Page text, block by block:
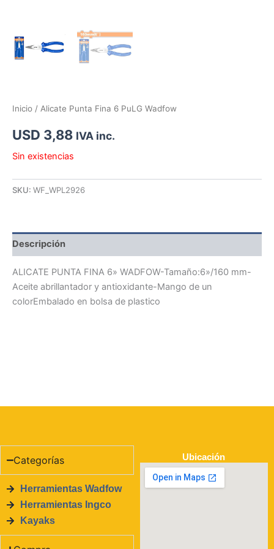
Inicio / Alicate Punta Fina 6 PuLG Wadfow
USD 3,88 IVA inc.
Sin existencias
SKU: WF_WPL2926
Descripción
ALICATE PUNTA FINA 6» WADFOW-Tamaño:6»/160 mm-
Aceite abrillantador y antioxidante-Mango de un
colorEmbalado en bolsa de plastico
Categorías
Herramientas Wadfow
Herramientas Ingco
Kayaks
Ubicación